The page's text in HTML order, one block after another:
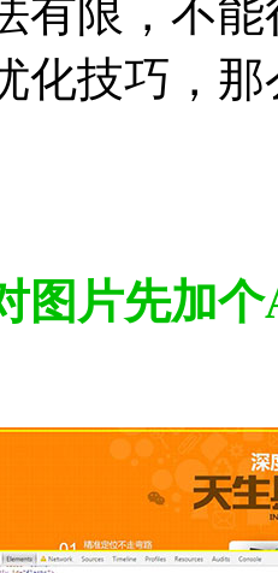
有限，不
化技巧，
图片先加